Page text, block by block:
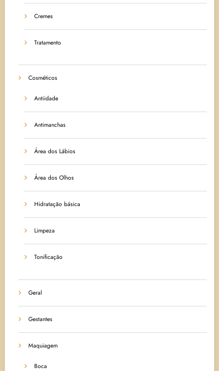
Cremes
Tratamento
Cosméticos
Antiidade
Antimanchas
Área dos Lábios
Área dos Olhos
Hidratação básica
Limpeza
Tonificação
Geral
Gestantes
Maquiagem
Boca